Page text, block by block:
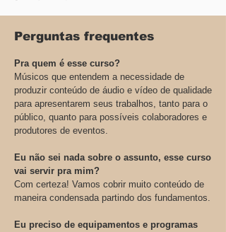
Perguntas frequentes
Pra quem é esse curso?
Músicos que entendem a necessidade de
produzir conteúdo de áudio e vídeo de qualidade
para apresentarem seus trabalhos, tanto para o
público, quanto para possíveis colaboradores e
produtores de eventos.
Eu não sei nada sobre o assunto, esse curso
vai servir pra mim?
Com certeza! Vamos cobrir muito conteúdo de
maneira condensada partindo dos fundamentos.
Eu preciso de equipamentos e programas